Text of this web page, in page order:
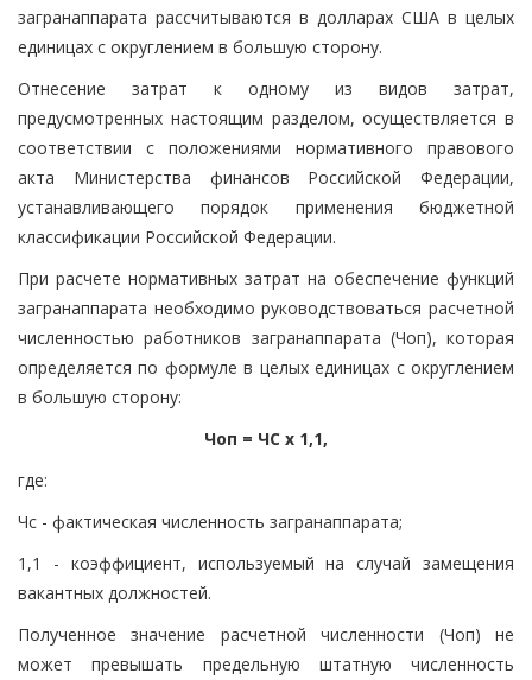
загранаппарата рассчитываются в долларах США в целых
единицах с округлением в большую сторону.
Отнесение затрат к одному из видов затрат,
предусмотренных настоящим разделом, осуществляется в
соответствии с положениями нормативного правового
акта Министерства финансов Российской Федерации,
устанавливающего порядок применения бюджетной
классификации Российской Федерации.
При расчете нормативных затрат на обеспечение функций
загранаппарата необходимо руководствоваться расчетной
численностью работников загранаппарата (Чоп), которая
определяется по формуле в целых единицах с округлением
в большую сторону:
Чоп = ЧС x 1,1,
где:
Чс - фактическая численность загранаппарата;
1,1 - коэффициент, используемый на случай замещения
вакантных должностей.
Полученное значение расчетной численности (Чоп) не
может превышать предельную штатную численность